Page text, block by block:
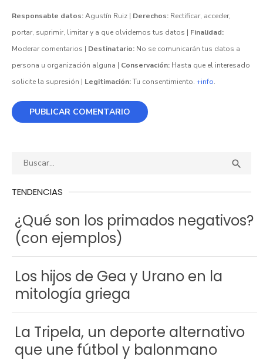
Responsable datos:Agustín Ruiz | Derechos: Rectificar, acceder,
portar, suprimir, limitar y a que olvidemos tus datos | Finalidad:
Moderar comentarios | Destinatario: No se comunicarán tus datos a
persona u organización alguna | Conservación: Hasta que el interesado
solicite la supresión | Legitimación:Tu consentimiento. +info.
Buscar: 
TENDENCIAS
¿Qué son los primados negativos?
(con ejemplos)
Los hijos de Gea y Urano en la
mitología griega
La Tripela, un deporte alternativo
que une fútbol y balonmano